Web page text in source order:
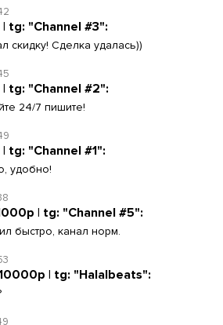
tg: "Channel #3":
скидку! Сделка удалась))
tg: "Channel #2":
24/7 пишите!
tg: "Channel #1":
удобно!
| tg: "Channel #5":
быстро, канал норм.
| tg: "Halalbeats":